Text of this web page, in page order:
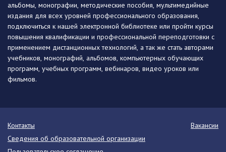
альбомы, монографии, методические пособия, мультимедийные
издания для всех уровней профессионального образования,
подключиться к нашей электронной библиотеке или пройти курсы
повышения квалификации и профессиональной переподготовки с
применением дистанционных технологий, а так же стать авторами
учебников, монографий, альбомов, компьютерных обучающих
программ, учебных программ, вебинаров, видео уроков или
фильмов.
Контакты
Вакансии
Сведения об образовательной организации